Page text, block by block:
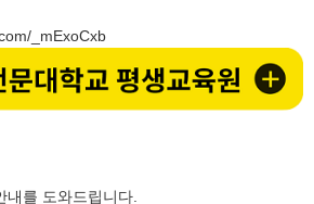
_mExoCxb
를 도와드립니다.